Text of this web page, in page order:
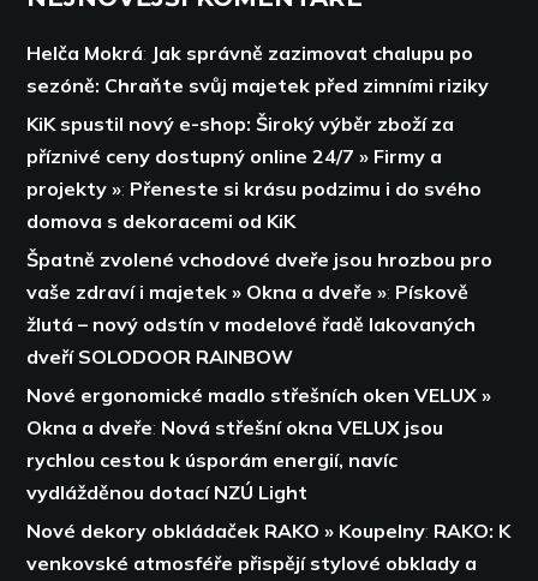
Helča Mokrá: Jak správně zazimovat chalupu po
sezóně: Chraňte svůj majetek před zimními riziky
KiK spustil nový e-shop: Široký výběr zboží za
příznivé ceny dostupný online 24/7 » Firmy a
projekty »: Přeneste si krásu podzimu i do svého
domova s dekoracemi od KiK
Špatně zvolené vchodové dveře jsou hrozbou pro
vaše zdraví i majetek » Okna a dveře »: Pískově
žlutá – nový odstín v modelové řadě lakovaných
dveří SOLODOOR RAINBOW
Nové ergonomické madlo střešních oken VELUX »
Okna a dveře: Nová střešní okna VELUX jsou
rychlou cestou k úsporám energií, navíc
vydlážděnou dotací NZÚ Light
Nové dekory obkládaček RAKO » Koupelny: RAKO: K
venkovské atmosféře přispějí stylové obklady a